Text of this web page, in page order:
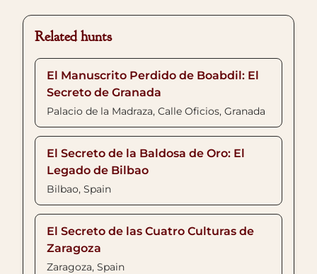
Related hunts
El Manuscrito Perdido de Boabdil: El
Secreto de Granada
Palacio de la Madraza, Calle Oficios, Granada
El Secreto de la Baldosa de Oro: El
Legado de Bilbao
Bilbao, Spain
El Secreto de las Cuatro Culturas de
Zaragoza
Zaragoza, Spain